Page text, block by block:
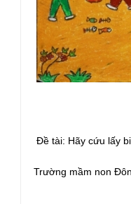
Đề tài: Hãy cứu lấy
Trường mầm non